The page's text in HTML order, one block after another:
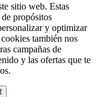
sitio web. Estas
propósitos
y optimizar
también nos
campañas de
y las ofertas que te